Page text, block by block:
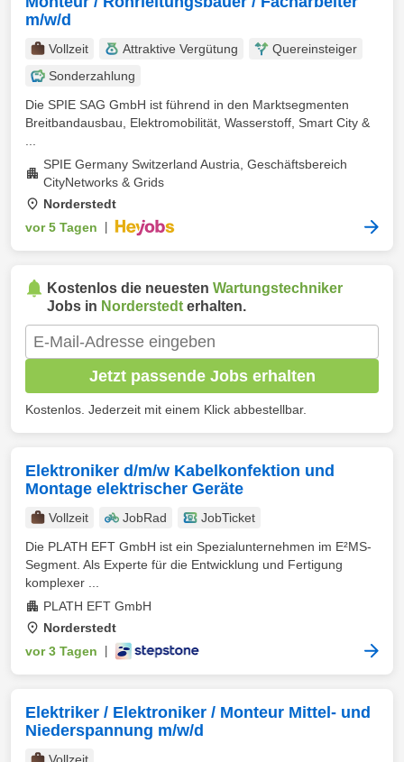
m/w/d
Vollzeit Attraktive Vergütung
Quereinsteiger
Sonderzahlung
Die SPIE SAG GmbH ist führend in den Marktsegmenten
Breitbandausbau, Elektromobilität, Wasserstoff, Smart City &
SPIE Germany Switzerland Austria, Geschäftsbereich
CityNetworks & Grids
Norderstedt
vor 5 Tagen
Kostenlos die neuesten Wartungstechniker
Jobs in Norderstedt erhalten.
Jetzt passende Jobs erhalten
Kostenlos. Jederzeit mit einem Klick abbestellbar.
Elektroniker d/m/w Kabelkonfektion und
Montage elektrischer Geräte
Vollzeit JobRad
JobTicket
Die PLATH EFT GmbH ist ein Spezialunternehmen im E²MS-
Segment. Als Experte für die Entwicklung und Fertigung
komplexer ...
PLATH EFT GmbH
Norderstedt
vor 3 Tagen
Elektriker / Elektroniker / Monteur Mittel- und
Niederspannung m/w/d